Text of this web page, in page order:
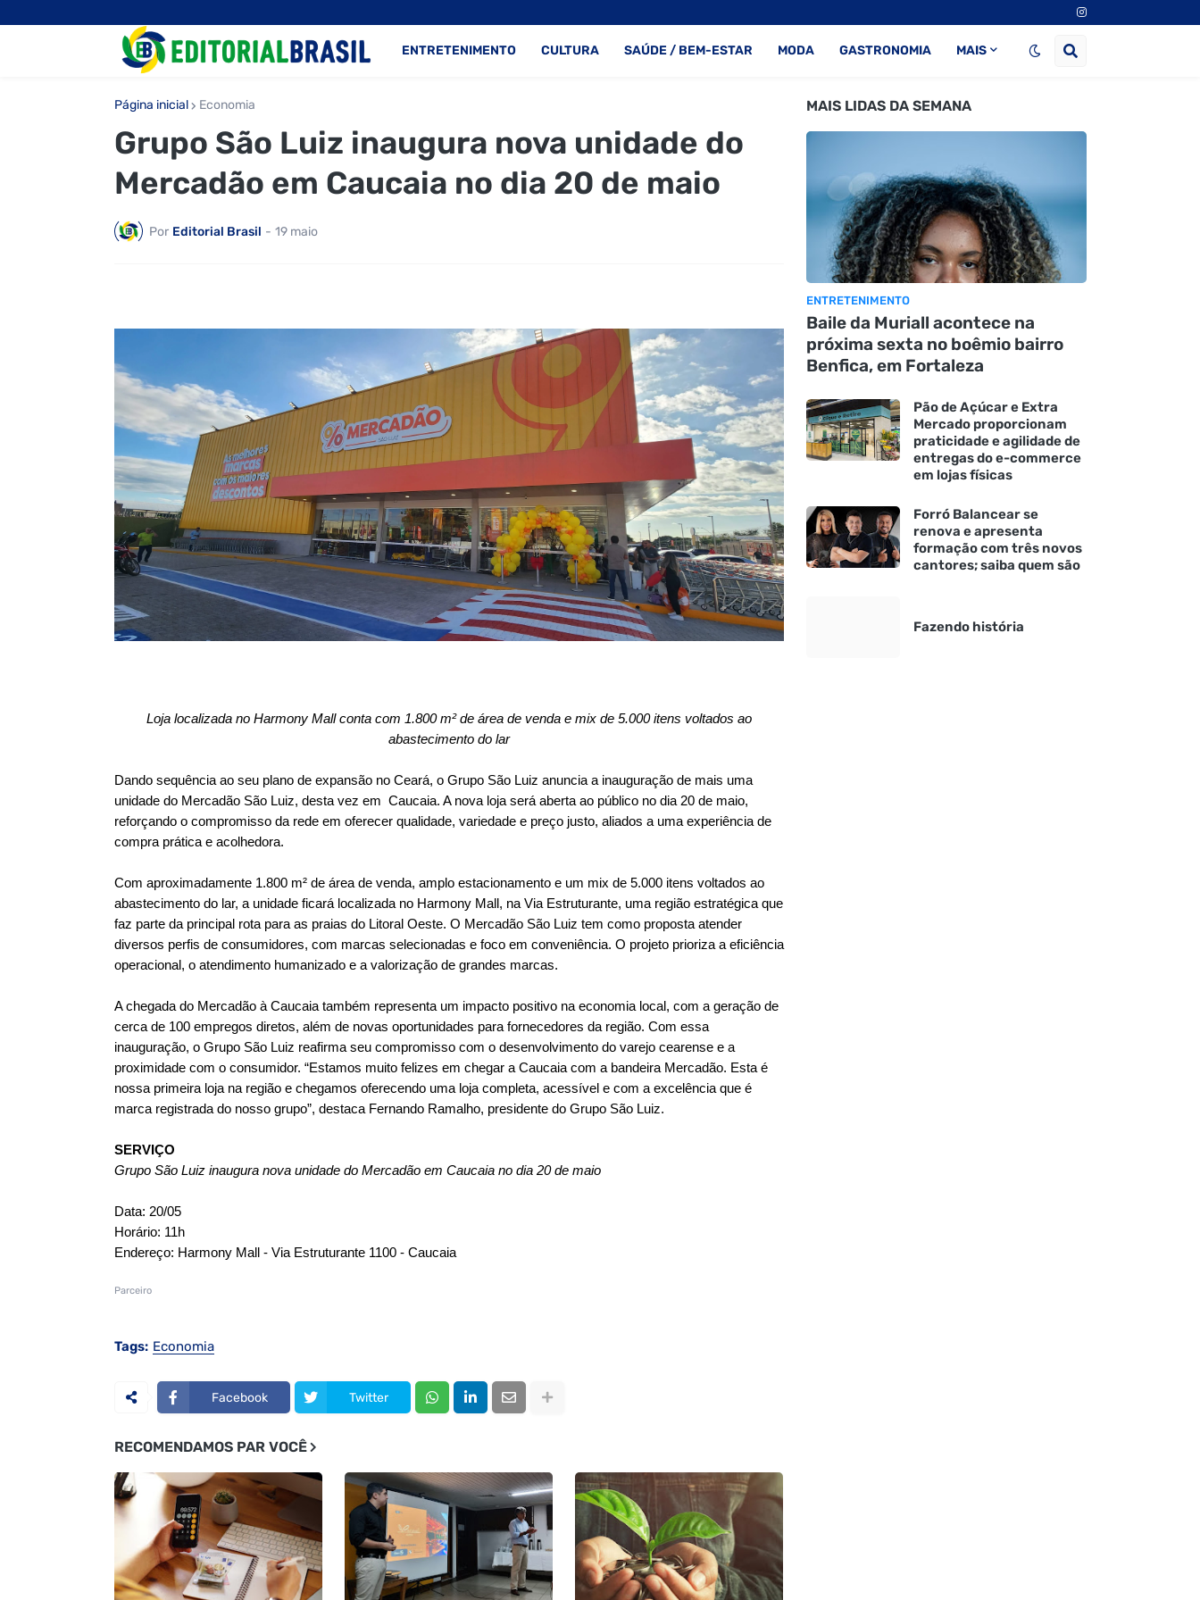
ENTRETENIMENTO CULTURA SAÚDE / BEM-ESTAR MODA GASTRONOMIA MAIS
Página inicial Economia
Grupo São Luiz inaugura nova unidade do
Mercadão em Caucaia no dia 20 de maio
Por Editorial Brasil - 19 maio
Loja localizada no Harmony Mall conta com 1.800 m² de área de venda e mix de 5.000 itens voltados ao
abastecimento do lar
Dando sequência ao seu plano de expansão no Ceará, o Grupo São Luiz anuncia a inauguração de mais uma
unidade do Mercadão São Luiz, desta vez em Caucaia. A nova loja será aberta ao público no dia 20 de maio,
reforçando o compromisso da rede em oferecer qualidade, variedade e preço justo, aliados a uma experiência de
compra prática e acolhedora.
Com aproximadamente 1.800 m² de área de venda, amplo estacionamento e um mix de 5.000 itens voltados ao
abastecimento do lar, a unidade ficará localizada no Harmony Mall, na Via Estruturante, uma região estratégica que
faz parte da principal rota para as praias do Litoral Oeste. O Mercadão São Luiz tem como proposta atender
diversos perfis de consumidores, com marcas selecionadas e foco em conveniência. O projeto prioriza a eficiência
operacional, o atendimento humanizado e a valorização de grandes marcas.
A chegada do Mercadão à Caucaia também representa um impacto positivo na economia local, com a geração de
cerca de 100 empregos diretos, além de novas oportunidades para fornecedores da região. Com essa
inauguração, o Grupo São Luiz reafirma seu compromisso com o desenvolvimento do varejo cearense e a
proximidade com o consumidor. “Estamos muito felizes em chegar a Caucaia com a bandeira Mercadão. Esta é
nossa primeira loja na região e chegamos oferecendo uma loja completa, acessível e com a excelência que é
marca registrada do nosso grupo”, destaca Fernando Ramalho, presidente do Grupo São Luiz.
SERVIÇO
Grupo São Luiz inaugura nova unidade do Mercadão em Caucaia no dia 20 de maio
Data: 20/05
Horário: 11h
Endereço: Harmony Mall - Via Estruturante 1100 - Caucaia
Parceiro
Tags: Economia
Facebook Twitter
RECOMENDAMOS PAR VOCÊ
MAIS LIDAS DA SEMANA
ENTRETENIMENTO
Baile da Muriall acontece na
próxima sexta no boêmio bairro
Benfica, em Fortaleza
Pão de Açúcar e Extra
Mercado proporcionam
praticidade e agilidade de
entregas do e-commerce
em lojas físicas
Forró Balancear se
renova e apresenta
formação com três novos
cantores; saiba quem são
Fazendo história